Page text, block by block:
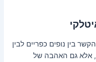
בין נופים כפריים לבין
אלא גם האהבה של